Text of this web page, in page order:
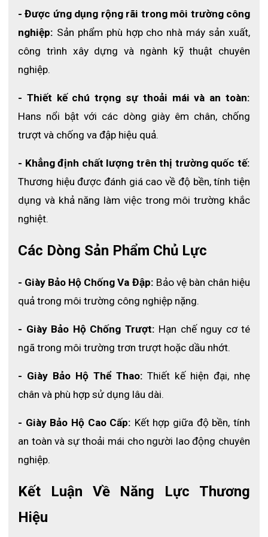
Phần mũi giày được trang bị chất liệu thép rất cứng, có
khả năng chống chịu va đập mạnh rất tốt nhằm bảo vệ
đôi chân khỏi những nguy hiểm. Bên cạnh đó, tấm lót
giày cũng được làm từ thép giúp ngăn cản những vật
nhọn đâm xuyên, làm tổn thương tới đôi chân.
2.3 Đế cao su đa tính năng:
Phần đế giày bảo hộ được làm từ chất liệu cao su kết
hợp Phylon và TPU. Chất liệu này rất nhẹ, có khả năng
độ bám dính rất cao. Ngoài ra còn có khả năng chống
sốc hiệu quả.
2.4 Tiện lợi và êm ái:
Một đôi giày bảo hộ thì không thể thiếu miếng lót giày
thoải mái sau thời gian đi giày dài ngày.
- Được ứng dụng rộng rãi trong môi trường công
nghiệp: Sản phẩm phù hợp cho nhà máy sản xuất,
công trình xây dựng và ngành kỹ thuật chuyên
nghiệp.
- Thiết kế chú trọng sự thoải mái và an toàn:
Hans nổi bật với các dòng giày êm chân, chống
trượt và chống va đập hiệu quả.
- Khẳng định chất lượng trên thị trường quốc tế:
Thương hiệu được đánh giá cao về độ bền, tính tiện
dụng và khả năng làm việc trong môi trường khắc
nghiệt.
Các Dòng Sản Phẩm Chủ Lực
- Giày Bảo Hộ Chống Va Đập: Bảo vệ bàn chân hiệu
quả trong môi trường công nghiệp nặng.
- Giày Bảo Hộ Chống Trượt: Hạn chế nguy cơ té
ngã trong môi trường trơn trượt hoặc dầu nhớt.
- Giày Bảo Hộ Thể Thao: Thiết kế hiện đại, nhẹ
chân và phù hợp sử dụng lâu dài.
- Giày Bảo Hộ Cao Cấp: Kết hợp giữa độ bền, tính
an toàn và sự thoải mái cho người lao động chuyên
nghiệp.
Kết Luận Về Năng Lực Thương
Hiệu